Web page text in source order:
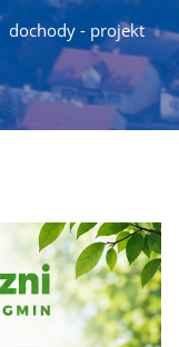
dochody - projekt